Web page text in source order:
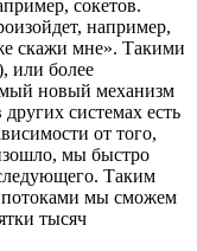
сокетов.
например,
скажи мне». Такими
или более
новый механизм
системах есть
от того,
мы быстро
Таким
потоками мы сможем
тысяч